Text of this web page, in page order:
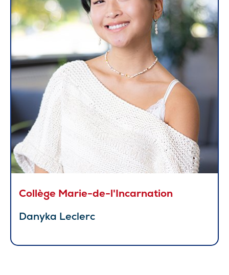
Collège Marie-de-l'Incarnation
Danyka Leclerc